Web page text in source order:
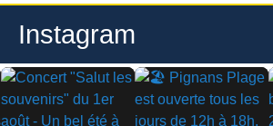
Instagram